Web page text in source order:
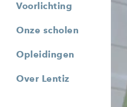
Voorlichting
Onze scholen
Opleidingen
Over Lentiz